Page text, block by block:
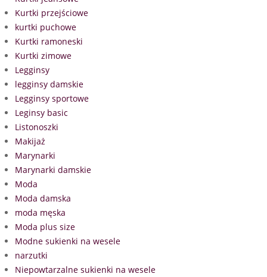
Kurtki przejściowe
kurtki puchowe
Kurtki ramoneski
Kurtki zimowe
Legginsy
legginsy damskie
Legginsy sportowe
Leginsy basic
Listonoszki
Makijaż
Marynarki
Marynarki damskie
Moda
Moda damska
moda męska
Moda plus size
Modne sukienki na wesele
narzutki
Niepowtarzalne sukienki na wesele